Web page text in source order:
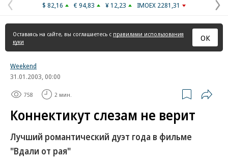
Предыдущая
страница
$ 82,16 € 94,83 ¥ 12,23 IMOEX 2281,31
Оставаясь на сайте, вы соглашаетесь с правилами использования
куки
ОК
Weekend
31.01.2003, 00:00
758 2 мин.
Коннектикут слезам не верит
Лучший романтический дуэт года в фильме
"Вдали от рая"